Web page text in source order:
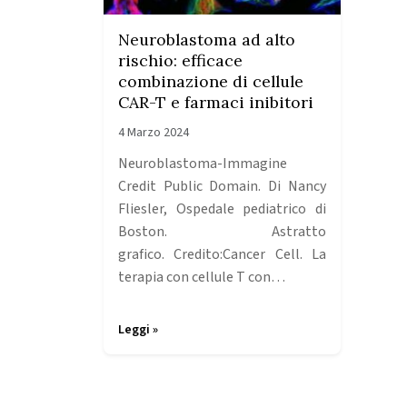
Neuroblastoma ad alto
rischio: efficace
combinazione di cellule
CAR-T e farmaci inibitori
4 Marzo 2024
Neuroblastoma-Immagine
Credit Public Domain. Di Nancy
Fliesler, Ospedale pediatrico di
Boston. Astratto
grafico. Credito:Cancer Cell. La
terapia con cellule T con…
Leggi »